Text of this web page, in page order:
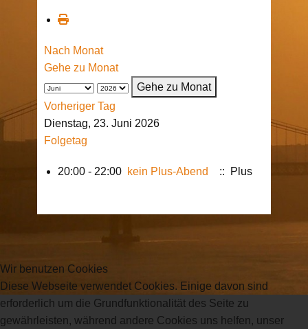
Nach Monat
Gehe zu Monat
Gehe zu Monat
Vorheriger Tag
Dienstag, 23. Juni 2026
Folgetag
20:00 - 22:00 kein Plus-Abend :: Plus
Wir benutzen Cookies
Diese Webseite verwendet Cookies. Einige davon sind
erforderlich um die Grundfunktionalität des Seite zu
gewährleisten, während andere Cookies uns helfen, unser